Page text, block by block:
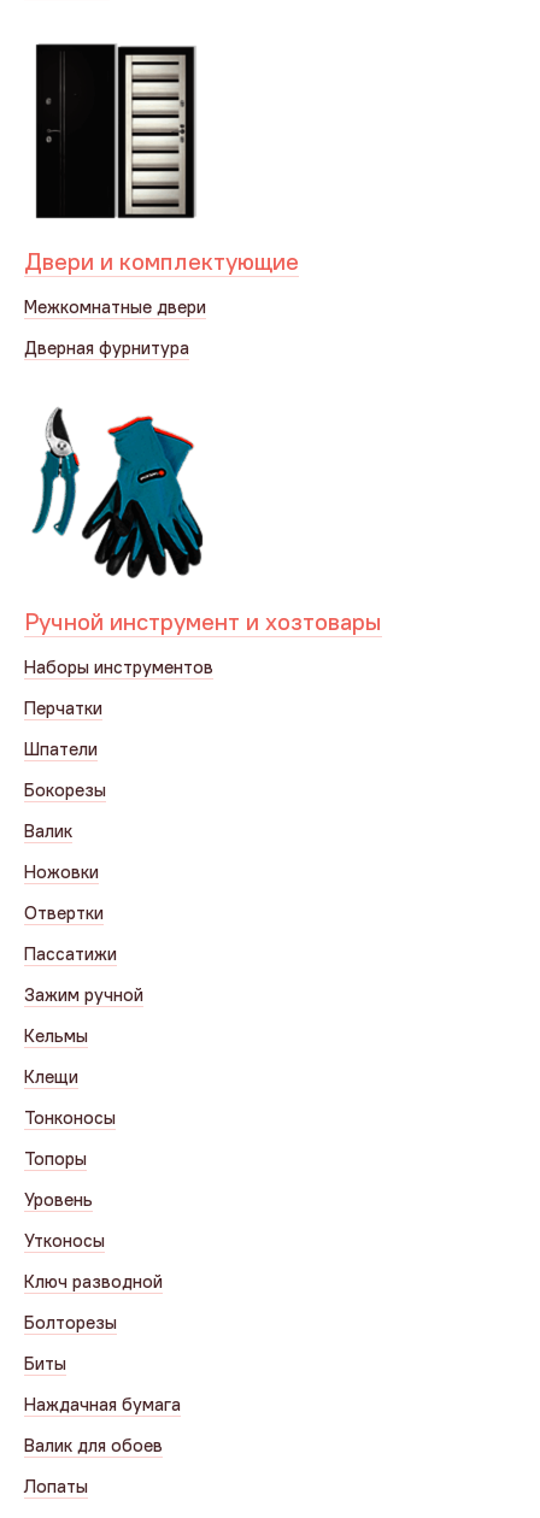
Двери и комплектующие
Межкомнатные двери
Дверная фурнитура
Ручной инструмент и хозтовары
Наборы инструментов
Перчатки
Шпатели
Бокорезы
Валик
Ножовки
Отвертки
Пассатижи
Зажим ручной
Кельмы
Клещи
Тонконосы
Топоры
Уровень
Утконосы
Ключ разводной
Болторезы
Биты
Наждачная бумага
Валик для обоев
Лопаты